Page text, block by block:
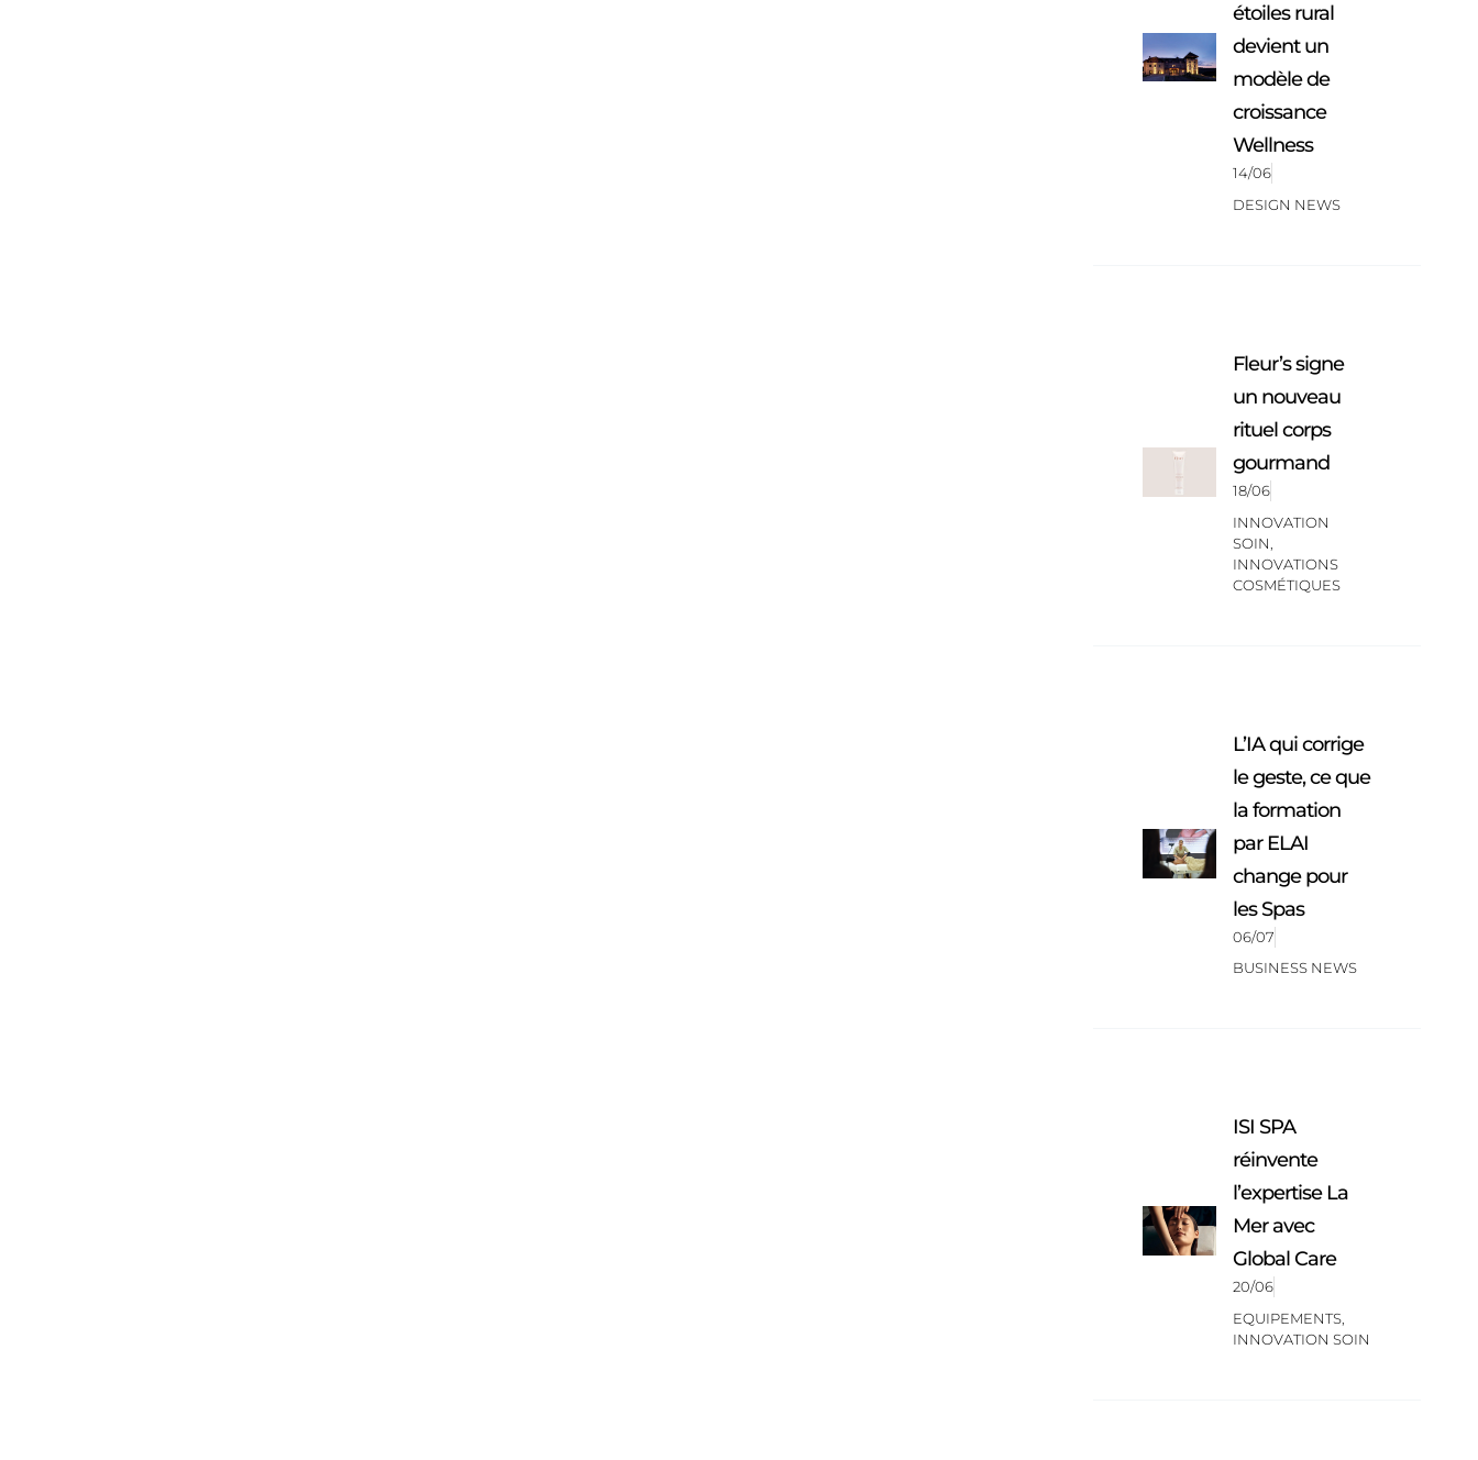
étoiles rural
devient un
modèle de
croissance
Wellness
14/06
DESIGN NEWS
Fleur’s signe
un nouveau
rituel corps
gourmand
18/06
INNOVATION
SOIN
INNOVATIONS
COSMÉTIQUES
L’IA qui corrige
le geste, ce que
la formation
par ELAI
change pour
les Spas
06/07
BUSINESS NEWS
ISI SPA
réinvente
l’expertise La
Mer avec
Global Care
20/06
EQUIPEMENTS
INNOVATION SOIN